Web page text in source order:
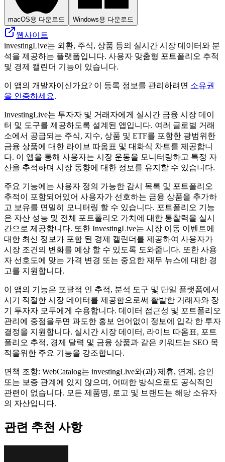
macOS용 다운로드 Windows용 다운로드
웹사이트
investingLive는 외환, 주식, 상품 등의 실시간 시장 데이터와 분
석을 제공하는 플랫폼입니다. 사용자 맞춤형 포트폴리오 추적
및 경제 캘린더 기능이 있습니다.
이 앱의 개발자이신가요? 이 등록 정보를 관리하려면 소유권
을 인증하세요.
InvestingLive는 투자자 및 거래자에게 실시간 금융 시장 데이
터 및 도구를 제공하도록 설계된 앱입니다. 여러 글로벌 거래
소에서 공급되는 주식, 지수, 상품 및 ETF를 포함한 광범위한
금융 상품에 대한 라이브 따옴표 및 대화식 차트를 제공합니
다. 이 앱을 통해 사용자는 시장 운동을 모니터링하고 특정 자
산을 추적하며 시장 동향에 대한 정보를 유지할 수 있습니다.
주요 기능에는 사용자 정의 가능한 감시 목록 및 포트폴리오
추적이 포함되어있어 사용자가 선호하는 금융 상품을 추가하
고 보유를 면밀히 모니터링 할 수 있습니다. 포트폴리오 기능
은 자산 성능 및 전체 포트폴리오 가치에 대한 통찰력을 실시
간으로 제공합니다. 또한 InvestingLive는 시장 이동 이벤트에
대한 최신 정보가 포함 된 경제 캘린더를 제공하여 사용자가
시장 조건의 변화를 예상 할 수 있도록 도와줍니다. 또한 사용
자 선호도에 맞는 가격 변경 또는 중요한 재무 뉴스에 대한 경
고를 지원합니다.
이 앱의 기능은 포괄적 인 추적, 분석 도구 및 단일 플랫폼에서
시기 적절한 시장 데이터를 제공함으로써 활발한 거래자와 장
기 투자자 모두에게 수용합니다. 데이터 접근성 및 포트폴리오
관리에 중점을두면 과도한 홍보 언어없이 정보에 입각 한 투자
결정을 지원합니다. 실시간 시장 데이터, 라이브 따옴표, 포트
폴리오 추적, 경제 달력 및 금융 상품과 같은 키워드는 SEO 목
적을위한 주요 기능을 강조합니다.
면책 조항: WebCatalog는 investingLive와(과) 제휴, 연계, 승인
또는 보증 관계에 있지 않으며, 어떠한 방식으로도 공식적인
관련이 없습니다. 모든 제품명, 로고 및 브랜드는 해당 소유자
의 자산입니다.
관련 추천 사항